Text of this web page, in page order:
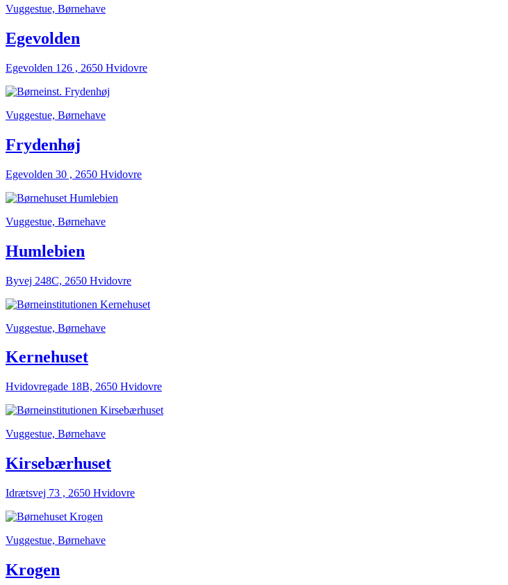
Vuggestue, Børnehave
Egevolden
Egevolden 126 , 2650 Hvidovre
Vuggestue, Børnehave
Frydenhøj
Egevolden 30 , 2650 Hvidovre
Vuggestue, Børnehave
Humlebien
Byvej 248C, 2650 Hvidovre
Vuggestue, Børnehave
Kernehuset
Hvidovregade 18B, 2650 Hvidovre
Vuggestue, Børnehave
Kirsebærhuset
Idrætsvej 73 , 2650 Hvidovre
Vuggestue, Børnehave
Krogen